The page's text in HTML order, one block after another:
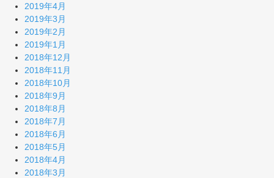
2019年4月
2019年3月
2019年2月
2019年1月
2018年12月
2018年11月
2018年10月
2018年9月
2018年8月
2018年7月
2018年6月
2018年5月
2018年4月
2018年3月